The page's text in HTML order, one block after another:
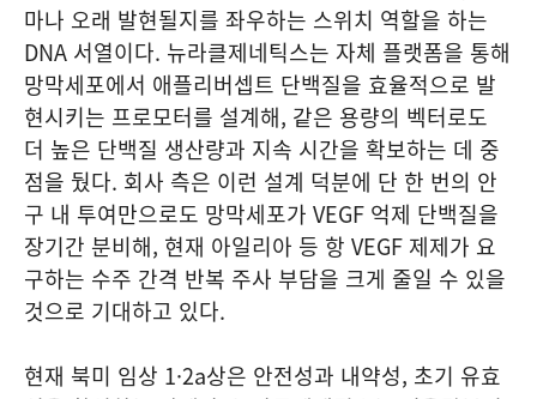
마나 오래 발현될지를 좌우하는 스위치 역할을 하는
DNA 서열이다. 뉴라클제네틱스는 자체 플랫폼을 통해
망막세포에서 애플리버셉트 단백질을 효율적으로 발
현시키는 프로모터를 설계해, 같은 용량의 벡터로도
더 높은 단백질 생산량과 지속 시간을 확보하는 데 중
점을 뒀다. 회사 측은 이런 설계 덕분에 단 한 번의 안
구 내 투여만으로도 망막세포가 VEGF 억제 단백질을
장기간 분비해, 현재 아일리아 등 항 VEGF 제제가 요
구하는 수주 간격 반복 주사 부담을 크게 줄일 수 있을
것으로 기대하고 있다.
현재 북미 임상 1·2a상은 안전성과 내약성, 초기 유효